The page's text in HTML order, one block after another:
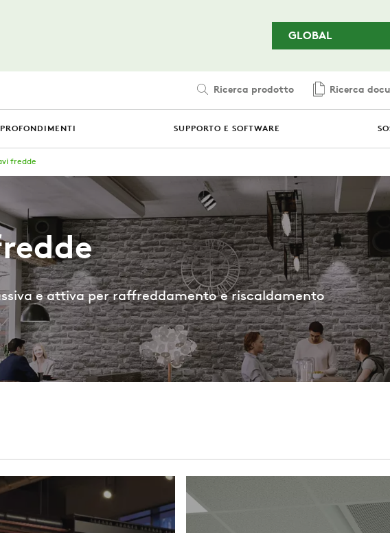
GLOBAL
Ricerca prodotto Ricerca
SUPPORTO E SOFTWARE
fredde
e attiva per raffreddamento e riscaldamento